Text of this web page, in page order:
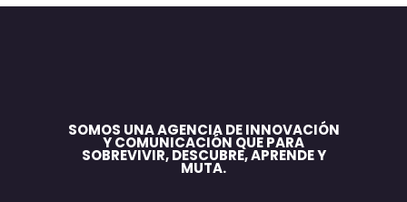
SOMOS UNA AGENCIA DE INNOVACIÓN
Y COMUNICACIÓN QUE PARA
SOBREVIVIR, DESCUBRE, APRENDE Y
MUTA.